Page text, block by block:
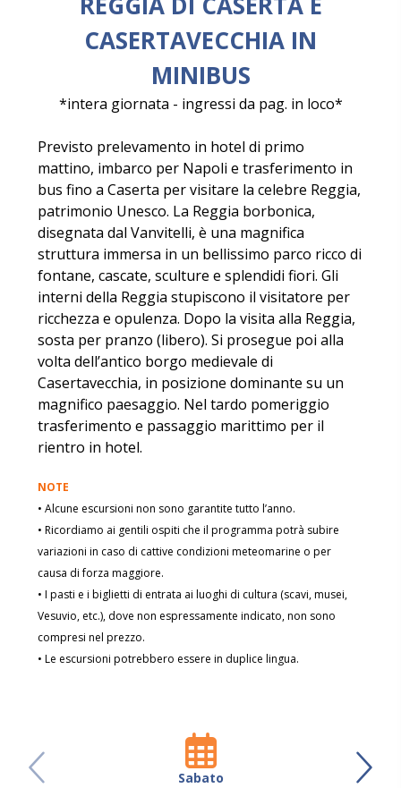
CASERTAVECCHIA IN
MINIBUS
*intera giornata - ingressi da pag. in loco*
Previsto prelevamento in hotel di primo
mattino, imbarco per Napoli e trasferimento in
bus fino a Caserta per visitare la celebre Reggia,
patrimonio Unesco. La Reggia borbonica,
disegnata dal Vanvitelli, è una magnifica
struttura immersa in un bellissimo parco ricco di
fontane, cascate, sculture e splendidi fiori. Gli
interni della Reggia stupiscono il visitatore per
ricchezza e opulenza. Dopo la visita alla Reggia,
sosta per pranzo (libero). Si prosegue poi alla
volta dell’antico borgo medievale di
Casertavecchia, in posizione dominante su un
magnifico paesaggio. Nel tardo pomeriggio
trasferimento e passaggio marittimo per il
rientro in hotel.
NOTE
• Alcune escursioni non sono garantite tutto l’anno.
• Ricordiamo ai gentili ospiti che il programma potrà subire
variazioni in caso di cattive condizioni meteomarine o per
causa di forza maggiore.
• I pasti e i biglietti di entrata ai luoghi di cultura (scavi, musei,
Vesuvio, etc.), dove non espressamente indicato, non sono
compresi nel prezzo.
• Le escursioni potrebbero essere in duplice lingua.
Sabato